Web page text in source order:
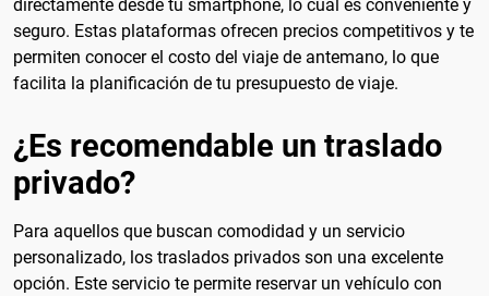
directamente desde tu smartphone, lo cual es conveniente y
seguro. Estas plataformas ofrecen precios competitivos y te
permiten conocer el costo del viaje de antemano, lo que
facilita la planificación de tu presupuesto de viaje.
¿Es recomendable un traslado
privado?
Para aquellos que buscan comodidad y un servicio
personalizado, los traslados privados son una excelente
opción. Este servicio te permite reservar un vehículo con